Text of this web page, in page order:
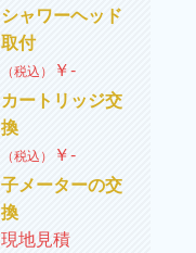
シャワーヘッド
取付
（税込） ￥‐
カートリッジ交
換
（税込） ￥‐
子メーターの交
換
現地見積